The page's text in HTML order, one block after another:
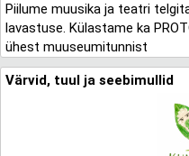
Piilume muusika ja teatri
lavastuse. Külastame ka
ühest muuseumitunnist
Värvid, tuul ja seebimullid